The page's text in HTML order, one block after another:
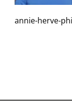
annie-herve-